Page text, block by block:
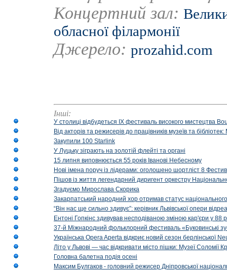
Концертний зал:
обласної філармонії
Джерело: prozahid.com
Інші:
У столиці відбудеться IX фестиваль високого мистецтва
Від акторів та режисерів до працівників музеїв та
Закупили 100 Starlink
У Луцьку зіграють на золотій флейті та органі
15 липня виповнюється 55 років Іванові Небесному
Нові імена поруч із лідерами: оголошено шортліст 8
Пішов із життя легендарний диригент оркестру
Згадуємо Мирослава Скорика
Закарпатський народний хор отримав статус національного
“Він нас ще сильно здивує”: керівник Львівської опери
Ентоні Гопкінс здивував несподіваною зміною кар'єри у 88
37-й Міжнародний фольклорний фестиваль «Буковинські
Українська Opera Aperta відкриє новий сезон берлінської
Літо у Львові — час відкривати місто пішки: Музеї Соломії
Головна балетна подія осені
Максим Булгаков - головний режисер Дніпровської